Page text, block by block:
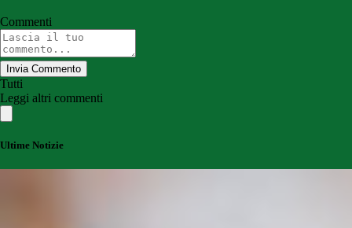
Commenti
Invia Commento
Tutti
Leggi altri commenti
Ultime Notizie